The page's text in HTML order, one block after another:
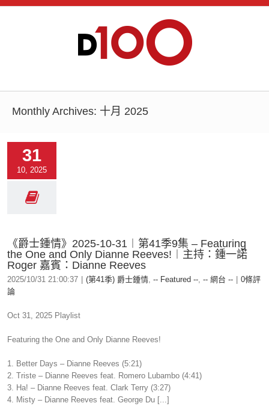
Monthly Archives: 十月 2025
31
10, 2025
《爵士鍾情》2025-10-31︱第41季9集 – Featuring
the One and Only Dianne Reeves!︱主持：鍾一諾
Roger 嘉賓：Dianne Reeves
2025/10/31 21:00:37 (第41季) 爵士鍾情, -- Featured --, -- 網台 --
0條評
論
Oct 31, 2025 Playlist
Featuring the One and Only Dianne Reeves!
1. Better Days – Dianne Reeves (5:21)
2. Triste – Dianne Reeves feat. Romero Lubambo (4:41)
3. Ha! – Dianne Reeves feat. Clark Terry (3:27)
4. Misty – Dianne Reeves feat. George Du [...]